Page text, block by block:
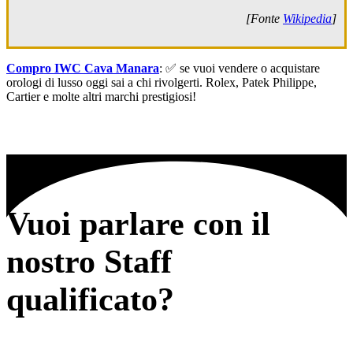
[Fonte Wikipedia]
Compro IWC Cava Manara: ✅ se vuoi vendere o acquistare
orologi di lusso oggi sai a chi rivolgerti. Rolex, Patek Philippe,
Cartier e molte altri marchi prestigiosi!
Vuoi parlare con il
nostro Staff
qualificato?